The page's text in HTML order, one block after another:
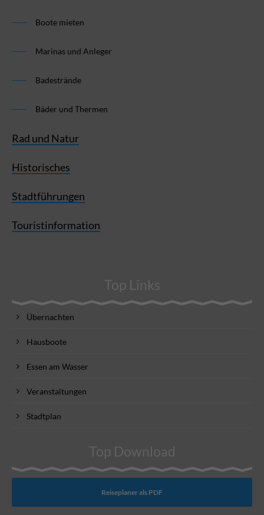
Boote mieten
Marinas und Anleger
Badestrände
Bäder und Thermen
Rad und Natur
Historisches
Stadtführungen
Touristinformation
Top Links
Übernachten
Hausboote
Essen am Wasser
Veranstaltungen
Stadtplan
Top Download
Reiseplaner als PDF